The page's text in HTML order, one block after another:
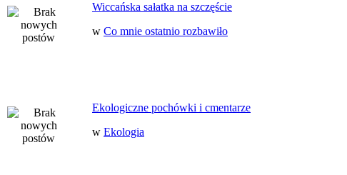
Wiccańska sałatka na szczęście
w Co mnie ostatnio rozbawiło
Ekologiczne pochówki i cmentarze
w Ekologia